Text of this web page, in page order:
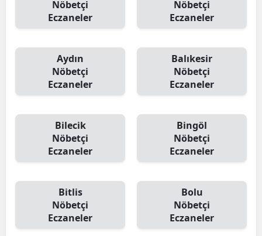
Nöbetçi
Eczaneler
Nöbetçi
Eczaneler
Aydın
Nöbetçi
Eczaneler
Balıkesir
Nöbetçi
Eczaneler
Bilecik
Nöbetçi
Eczaneler
Bingöl
Nöbetçi
Eczaneler
Bitlis
Nöbetçi
Eczaneler
Bolu
Nöbetçi
Eczaneler